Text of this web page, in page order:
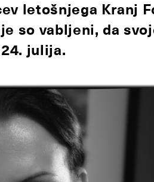
letošnjega Kranj
so vabljeni, da
julija.